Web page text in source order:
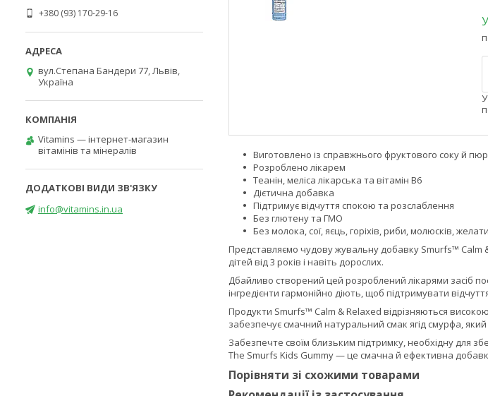
Виготовлено із справжнього фруктового соку й
Розроблено лікарем
Теанін, меліса лікарська та вітамін B6
Дієтична добавка
Підтримує відчуття спокою та розслаблення
Без глютену та ГМО
Без молока, сої, яєць, горіхів, риби, молюсків,
Представляємо чудову жувальну добавку Smurfs™ Calm
дітей від 3 років і навіть дорослих.
Дбайливо створений цей розроблений лікарями засіб
інгредієнти гармонійно діють, щоб підтримувати
Продукти Smurfs™ Calm & Relaxed відрізняються
забезпечує смачний натуральний смак ягід смурфа, який
Забезпечте своїм близьким підтримку, необхідну для
The Smurfs Kids Gummy — це смачна й ефективна
Порівняти зі схожими товарами
+380 (93) 170-29-16
вул.Степана Бандери 77, Львів,
Україна
Vitamins — інтернет-магазин
вітамінів та мінералів
info@vitamins.in.ua